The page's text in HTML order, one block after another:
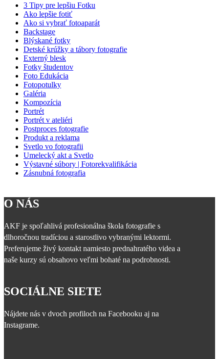
3 Tipy pre lepšiu Fotku
Ako lepšie fotiť
Ako si vybrať fotoaparát
Backstage
Blýskané fotky
Detské krúžky a tábory fotografie
Externý blesk
Fotky študentov
Foto Edukácia
Fotopotulky
Galéria
Kompozícia
Portrét
Portrét v ateliéri
Postproces fotografie
Produkt a reklama
Svetlo vo fotografii
Umelecký akt a Svetlo
Výstavné súbory | Fotorekvalifikácia
Zásnubná fotografia
O NÁS
AKF je spoľahlivá profesionálna škola fotografie s
dlhoročnou tradíciou a starostlivo vybranými lektormi.
Preferujeme živý kontakt namiesto prednahratého videa a
naše kurzy sú obsahovo veľmi bohaté na podrobnosti.
SOCIÁLNE SIETE
Nájdete nás v dvoch profiloch na Facebooku aj na
Instagrame.